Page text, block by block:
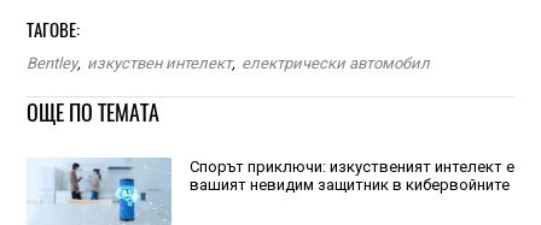
ТАГОВЕ:
Bentley, изкуствен интелект, електрически автомобил
ОЩЕ ПО ТЕМАТА
Спорът приключи: изкуственият интелект е
вашият невидим защитник в кибервойните